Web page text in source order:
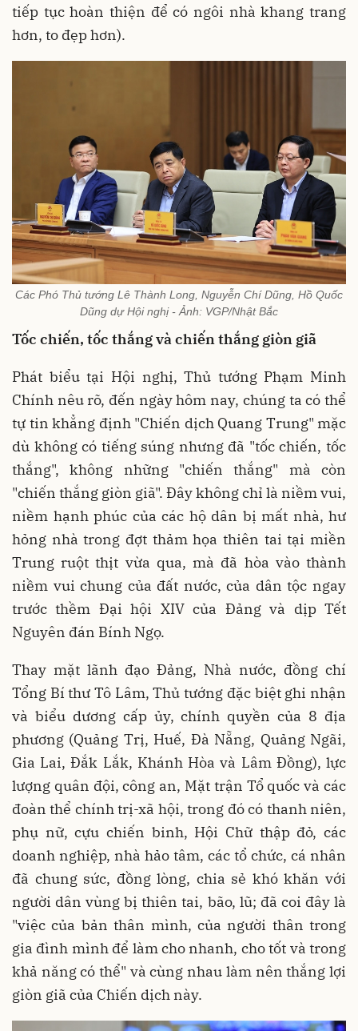
tiếp tục hoàn thiện để có ngôi nhà khang trang
hơn, to đẹp hơn).
Các Phó Thủ tướng Lê Thành Long, Nguyễn Chí Dũng, Hồ Quốc
Dũng dự Hội nghị - Ảnh: VGP/Nhật Bắc
Tốc chiến, tốc thắng và chiến thắng giòn giã
Phát biểu tại Hội nghị, Thủ tướng Phạm Minh
Chính nêu rõ, đến ngày hôm nay, chúng ta có thể
tự tin khẳng định "Chiến dịch Quang Trung" mặc
dù không có tiếng súng nhưng đã "tốc chiến, tốc
thắng", không những "chiến thắng" mà còn
"chiến thắng giòn giã". Đây không chỉ là niềm vui,
niềm hạnh phúc của các hộ dân bị mất nhà, hư
hỏng nhà trong đợt thảm họa thiên tai tại miền
Trung ruột thịt vừa qua, mà đã hòa vào thành
niềm vui chung của đất nước, của dân tộc ngay
trước thềm Đại hội XIV của Đảng và dịp Tết
Nguyên đán Bính Ngọ.
Thay mặt lãnh đạo Đảng, Nhà nước, đồng chí
Tổng Bí thư Tô Lâm, Thủ tướng đặc biệt ghi nhận
và biểu dương cấp ủy, chính quyền của 8 địa
phương (Quảng Trị, Huế, Đà Nẵng, Quảng Ngãi,
Gia Lai, Đắk Lắk, Khánh Hòa và Lâm Đồng), lực
lượng quân đội, công an, Mặt trận Tổ quốc và các
đoàn thể chính trị-xã hội, trong đó có thanh niên,
phụ nữ, cựu chiến binh, Hội Chữ thập đỏ, các
doanh nghiệp, nhà hảo tâm, các tổ chức, cá nhân
đã chung sức, đồng lòng, chia sẻ khó khăn với
người dân vùng bị thiên tai, bão, lũ; đã coi đây là
"việc của bản thân mình, của người thân trong
gia đình mình để làm cho nhanh, cho tốt và trong
khả năng có thể" và cùng nhau làm nên thắng lợi
giòn giã của Chiến dịch này.